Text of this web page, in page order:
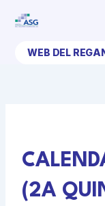
WEB DEL
(2A